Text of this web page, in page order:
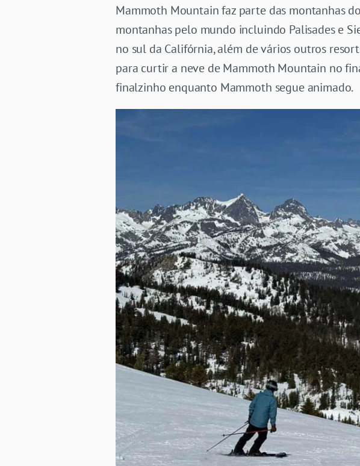
Mammoth Mountain faz parte das montanhas do
montanhas pelo mundo incluindo Palisades e
no sul da Califórnia, além de vários outros
para curtir a neve de Mammoth Mountain no
finalzinho enquanto Mammoth segue animado.